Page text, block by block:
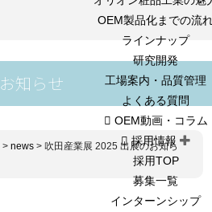
OEM製品化までの流
ラインナップ
研究開発
工場案内・品質管理
よくある質問
OEM動画・コラム
採用情報
採用TOP
募集一覧
インターンシップ
お知らせ
>news > 吹田産業展 2025 出展のお知ら